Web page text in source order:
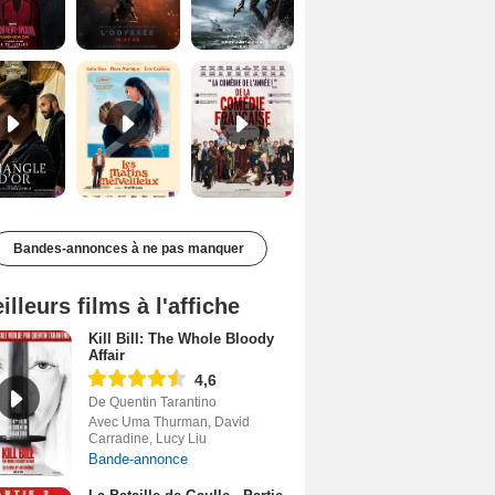
Les Matins merveilleux Bande-annonce VF De la Comédie-Française Teaser VF
Bandes-annonces à ne pas manquer
films à l'affiche
Kill Bill: The Whole Bloody
Affair
4,6
De Quentin Tarantino
Avec Uma Thurman, David
Carradine, Lucy Liu
Bande-annonce